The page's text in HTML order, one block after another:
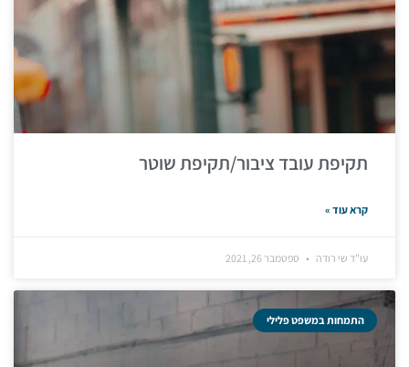
תקיפת עובד ציבור/תקיפת שוטר
קרא עוד »
עו"ד שי רודה ספטמבר 26, 2021
התמחות במשפט פלילי